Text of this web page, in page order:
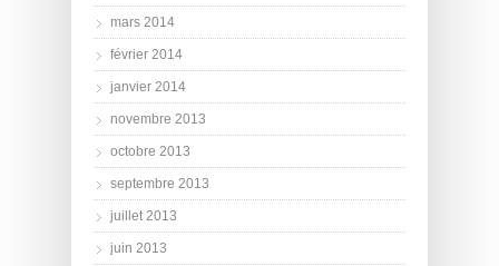
mars 2014
février 2014
janvier 2014
novembre 2013
octobre 2013
septembre 2013
juillet 2013
juin 2013